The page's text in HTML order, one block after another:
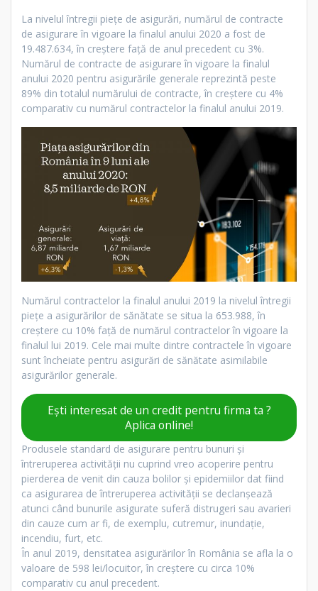
La nivelul întregii piețe de asigurări, numărul de contracte
de asigurare în vigoare la finalul anului 2020 a fost de
19.487.634, în creștere față de anul precedent cu 3%.
Numărul de contracte de asigurare în vigoare la finalul
anului 2020 pentru asigurările generale reprezintă peste
89% din totalul numărului de contracte, în creștere cu 4%
comparativ cu numărul contractelor la finalul anului 2019.
Numărul contractelor la finalul anului 2019 la nivelul întregii
piețe a asigurărilor de sănătate se situa la 653.988, în
creștere cu 10% față de numărul contractelor în vigoare la
finalul lui 2019. Cele mai multe dintre contractele în vigoare
sunt încheiate pentru asigurări de sănătate asimilabile
asigurărilor generale.
Ești interesat de un credit pentru firma ta ?
Aplica online!
Produsele standard de asigurare pentru bunuri și
întreruperea activității nu cuprind vreo acoperire pentru
pierderea de venit din cauza bolilor și epidemiilor dat fiind
ca asigurarea de întreruperea activității se declanșează
atunci când bunurile asigurate suferă distrugeri sau avarieri
din cauze cum ar fi, de exemplu, cutremur, inundație,
incendiu, furt, etc.
În anul 2019, densitatea asigurărilor în România se afla la o
valoare de 598 lei/locuitor, în creștere cu circa 10%
comparativ cu anul precedent.